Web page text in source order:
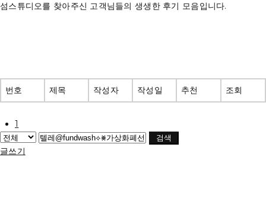
섬스튜디오를 찾아주신 고객님들의 생생한 후기 모음입니다.
번호 제목 작성자 작성일 추천 조회
1
검색
글쓰기